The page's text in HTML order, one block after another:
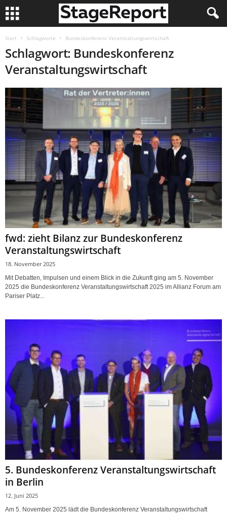
Start Schlagworte Bundeskonferenz Veranstaltungswirtschaft
Schlagwort: Bundeskonferenz
Veranstaltungswirtschaft
fwd: zieht Bilanz zur Bundeskonferenz
Veranstaltungswirtschaft
18. November 2025
Mit Debatten, Impulsen und einem Blick in die Zukunft ging am 5. November
2025 die Bundeskonferenz Veranstaltungswirtschaft 2025 im Allianz Forum am
Pariser Platz...
5. Bundeskonferenz Veranstaltungswirtschaft
in Berlin
12. Juni 2025
Am 5. November 2025 lädt die Bundeskonferenz Veranstaltungswirtschaft